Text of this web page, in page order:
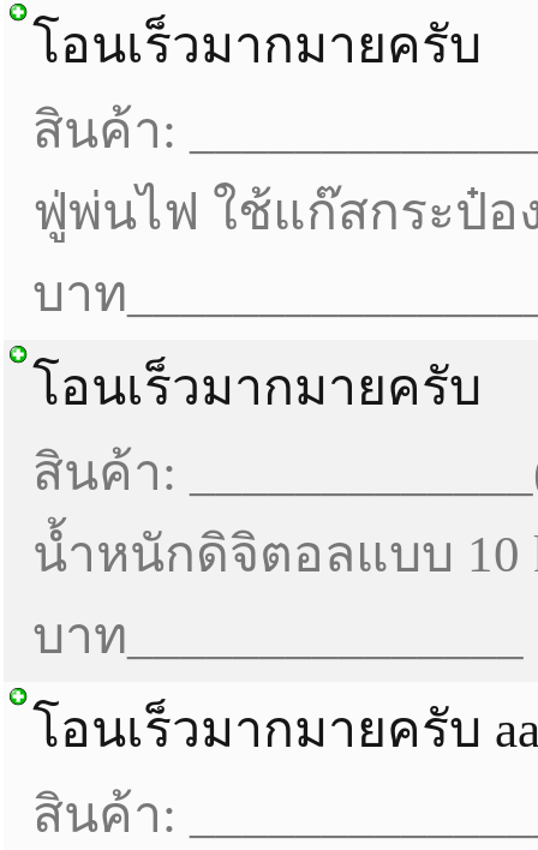
โอนเร็วมากมายครับ
สินค้า:
ฟู่พ่นไฟ ใช้แก๊สกระป๋อ
บาท
โอนเร็วมากมายครับ
สินค้า:
น้ำหนักดิจิตอลแบบ 10
บาท_______________
โอนเร็วมากมายครับ
สินค้า: